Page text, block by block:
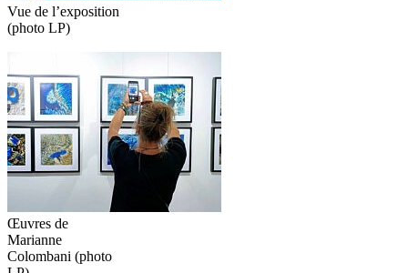
Vue de l’exposition
(photo LP)
Œuvres de
Marianne
Colombani (photo